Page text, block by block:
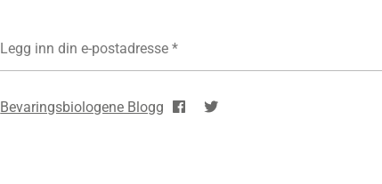
Bevaringsbiologene Blogg